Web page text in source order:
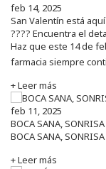
feb 14, 2025
San Valentín está aquí
???? Encuentra el
Haz que este 14 de
farmacia siempre
+ Leer más
feb 11, 2025
BOCA SANA,
BOCA SANA,
+ Leer más